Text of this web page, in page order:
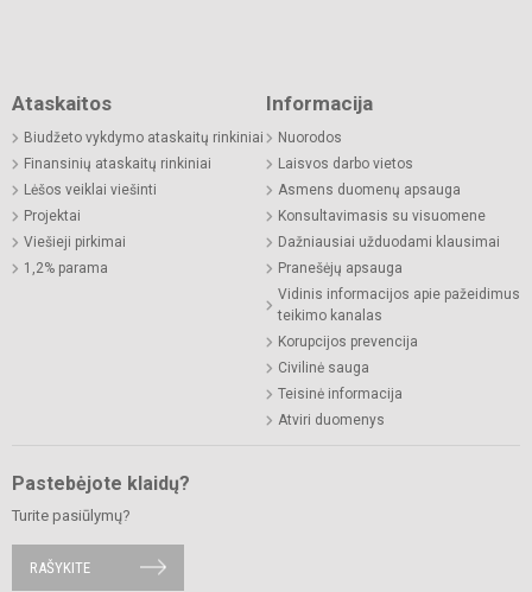
Ataskaitos
Biudžeto vykdymo ataskaitų rinkiniai
Finansinių ataskaitų rinkiniai
Lėšos veiklai viešinti
Projektai
Viešieji pirkimai
1,2% parama
Informacija
Nuorodos
Laisvos darbo vietos
Asmens duomenų apsauga
Konsultavimasis su visuomene
Dažniausiai užduodami klausimai
Pranešėjų apsauga
Vidinis informacijos apie pažeidimus
teikimo kanalas
Korupcijos prevencija
Civilinė sauga
Teisinė informacija
Atviri duomenys
Pastebėjote klaidų?
Turite pasiūlymų?
RAŠYKITE